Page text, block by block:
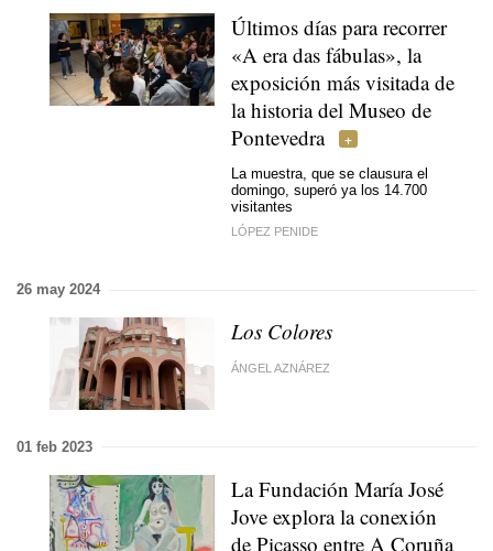
Últimos días para recorrer
«A era das fábulas», la
exposición más visitada de
la historia del Museo de
Pontevedra
La muestra, que se clausura el
domingo, superó ya los 14.700
visitantes
LÓPEZ PENIDE
26 may 2024
Los Colores
ÁNGEL AZNÁREZ
01 feb 2023
La Fundación María José
Jove explora la conexión
de Picasso entre A Coruña